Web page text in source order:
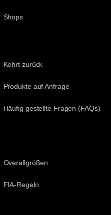
Shops
Kehrt zurück
Produkte auf Anfrage
Häufig gestellte Fragen (FAQs)
Overallgrößen
FIA-Regeln